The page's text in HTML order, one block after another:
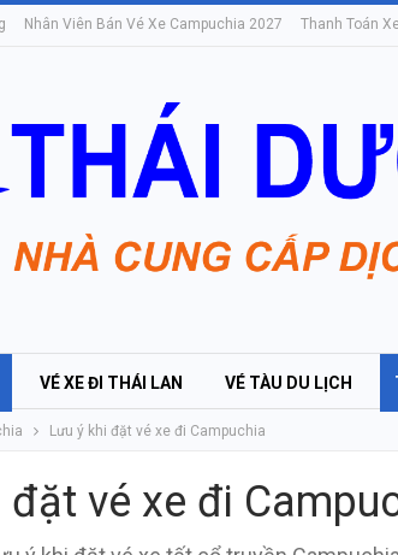
Nhân Viên Bán Vé Xe Campuchia 2027 Thanh Toán
VÉ XE ĐI THÁI LAN VÉ TÀU DU LỊCH
Lưu ý khi đặt vé xe đi Campuchia
đặt vé xe đi